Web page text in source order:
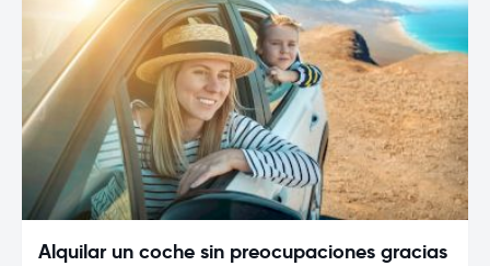
Alquilar un coche sin preocupaciones gracias